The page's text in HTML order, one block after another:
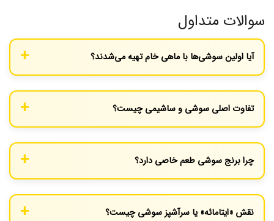
سوالات متداول
آیا اولین سوشی‌ها با ماهی خام تهیه می‌شدند؟
شده تهیه می‌شد که فرآیند تخمیر آن را می‌پخت. استفاده از ماهی کاملاً
خام پدیده‌ای بسیار مدرن‌تر است.
تفاوت اصلی سوشی و ساشیمی چیست؟
با دقت برش خورده از ماهی یا غذای دریایی خام گفته می‌شود که بدون
برنج سرو می‌گردد.
چرا برنج سوشی طعم خاصی دارد؟
می‌شود. این ترکیب نه تنها طعم ترش و شیرین دلپذیری به آن می‌دهد،
بلکه به نگهداری بهتر آن نیز کمک می‌کند.
نقش «ایتامائه» یا سرآشپز سوشی چیست؟